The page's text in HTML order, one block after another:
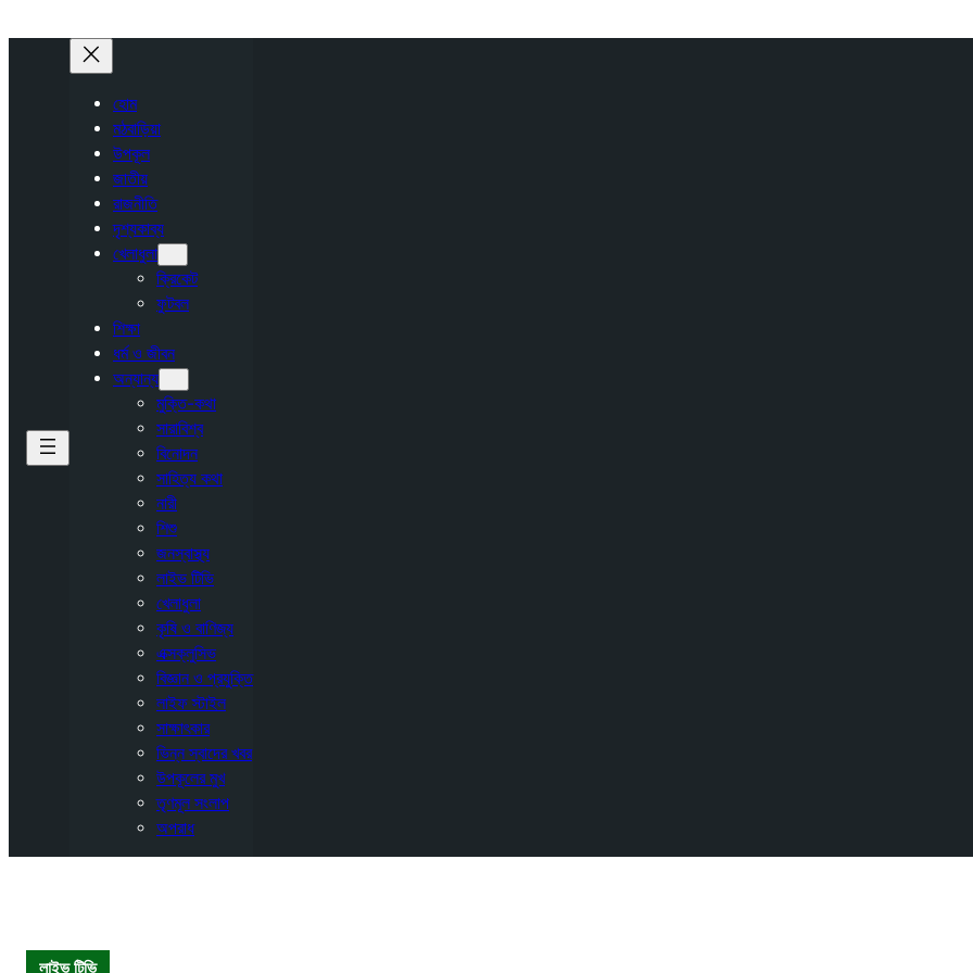
হোম
মঠবাড়িয়া
উপকূল
জাতীয়
রাজনীতি
দৃশ্যকাব্য
খেলাধুলা
ক্রিকেট
ফুটবল
শিক্ষা
ধর্ম ও জীবন
অন্যান্য
মুক্তি-কথা
সারাবিশ্ব
বিনোদন
সাহিত্য কথা
নারী
শিশু
জনস্বাস্থ্য
লাইভ টিভি
খেলাধুলা
কৃষি ও বাণিজ্য
এক্সক্লুসিভ
বিজ্ঞান ও প্রযুক্তি
লাইফ স্টাইল
সাক্ষাৎকার
ভিন্ন স্বাদের খবর
উপকূলের মুখ
তৃণমূল সংলাপ
অপরাধ
লাইভ টিভি